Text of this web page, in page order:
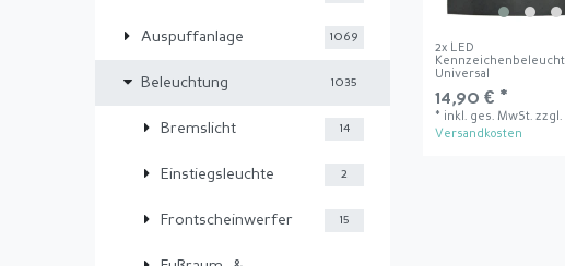
Auspuffanlage 1069
Beleuchtung 1035
Bremslicht 14
Einstiegsleuchte 2
Frontscheinwerfer 15
2x LED
Universal
14,90 € *
* inkl. ges. MwSt. zzgl.
Versandkosten